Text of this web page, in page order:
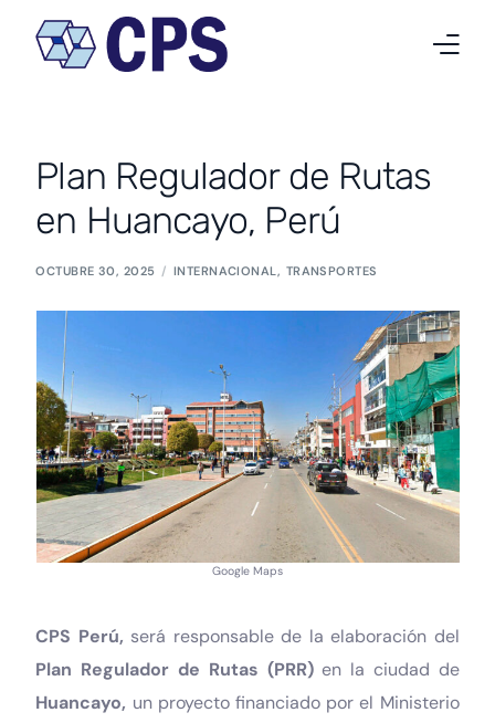
Plan Regulador de Rutas
en Huancayo, Perú
OCTUBRE 30, 2025 INTERNACIONAL, TRANSPORTES
Google Maps
CPS Perú, será responsable de la elaboración del
Plan Regulador de Rutas (PRR)en la ciudad de
Huancayo, un proyecto financiado por el Ministerio
Qué hacemos
Proyectos
Trabaja en CPS
Contacto
Español